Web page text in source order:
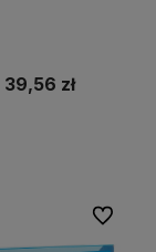
39,56 zł
Do